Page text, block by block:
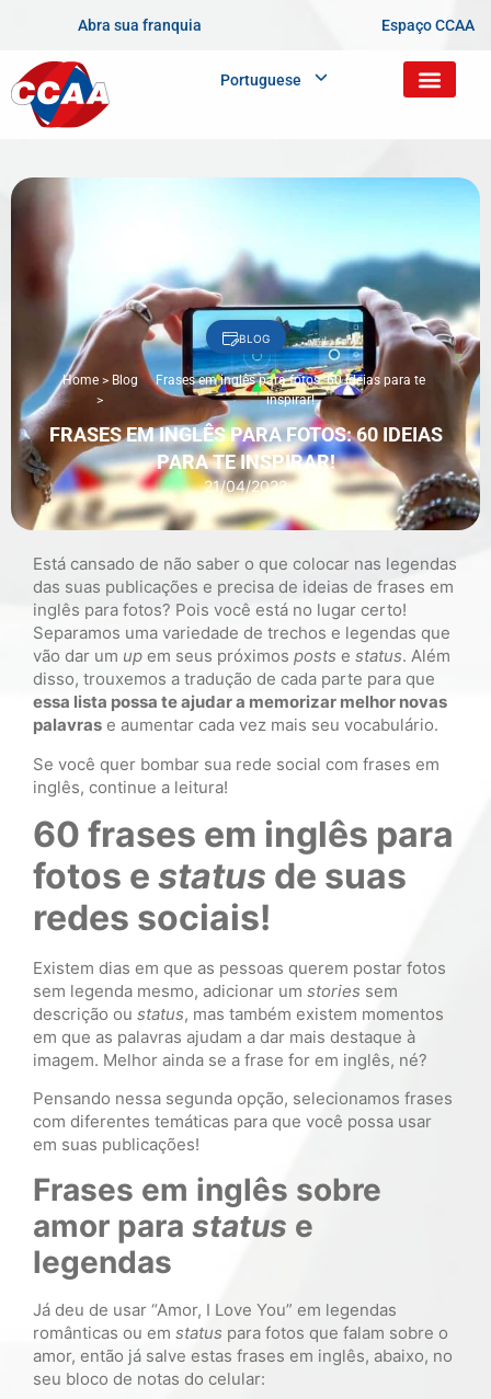
Abra sua franquia Espaço CCAA
Portuguese
BLOG
Home > Blog
>
Frases em inglês para fotos: 60 ideias para te
inspirar!
FRASES EM INGLÊS PARA FOTOS: 60 IDEIAS
PARA TE INSPIRAR!
21/04/2022
Está cansado de não saber o que colocar nas legendas
das suas publicações e precisa de ideias de frases em
inglês para fotos? Pois você está no lugar certo!
Separamos uma variedade de trechos e legendas que
vão dar um up em seus próximos posts e status. Além
disso, trouxemos a tradução de cada parte para que
essa lista possa te ajudar a memorizar melhor novas
palavras e aumentar cada vez mais seu vocabulário.
Se você quer bombar sua rede social com frases em
inglês, continue a leitura!
60 frases em inglês para
fotos e status de suas
redes sociais!
Existem dias em que as pessoas querem postar fotos
sem legenda mesmo, adicionar um stories sem
descrição ou status, mas também existem momentos
em que as palavras ajudam a dar mais destaque à
imagem. Melhor ainda se a frase for em inglês, né?
Pensando nessa segunda opção, selecionamos frases
com diferentes temáticas para que você possa usar
em suas publicações!
Frases em inglês sobre
amor para status e
legendas
Já deu de usar “Amor, I Love You” em legendas
românticas ou em status para fotos que falam sobre o
amor, então já salve estas frases em inglês, abaixo, no
seu bloco de notas do celular: